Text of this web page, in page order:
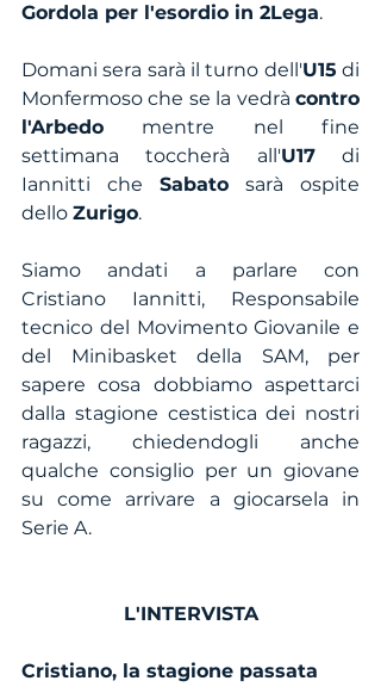
Gordola per l'esordio in 2Lega.
Domani sera sarà il turno dell'U15 di
Monfermoso che se la vedrà contro
l'Arbedo mentre nel fine
settimana toccherà all'U17 di
Iannitti che Sabato sarà ospite
dello Zurigo.
Siamo andati a parlare con
Cristiano Iannitti, Responsabile
tecnico del Movimento Giovanile e
del Minibasket della SAM, per
sapere cosa dobbiamo aspettarci
dalla stagione cestistica dei nostri
ragazzi, chiedendogli anche
qualche consiglio per un giovane
su come arrivare a giocarsela in
Serie A.
L'INTERVISTA
Cristiano, la stagione passata